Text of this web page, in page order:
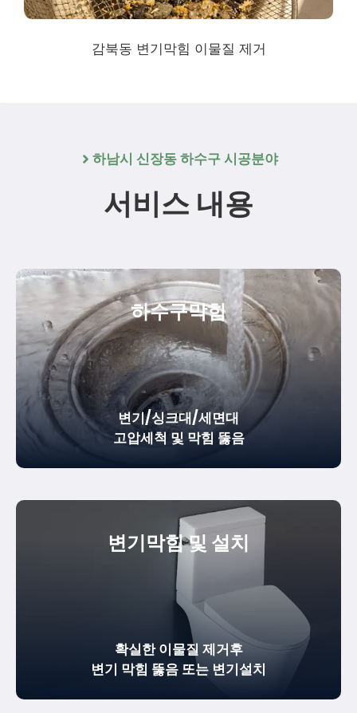
감북동 변기막힘 이물질 제거
하남시 신장동 하수구 시공분야
서비스 내용
하수구막힘
변기/싱크대/세면대
고압세척 및 막힘 뚫음
변기막힘 및 설치
확실한이물질 제거후
변기 막힘 뚫음 또는 변기설치